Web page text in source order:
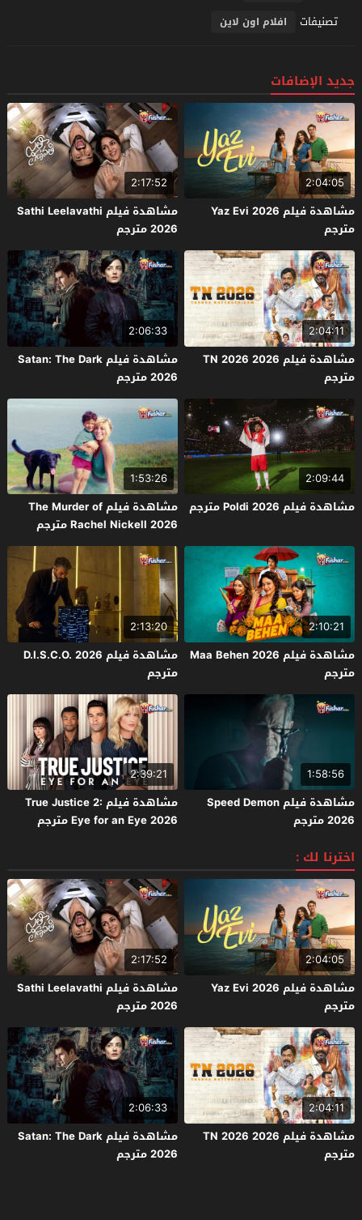
تصنيفات افلام اون لاين
جديد الإضافات
2:04:05
مشاهدة فيلم Yaz Evi 2026
مترجم
2:17:52
مشاهدة فيلم Sathi Leelavathi
2026 مترجم
2:04:11
مشاهدة فيلم TN 2026 2026
مترجم
2:06:33
مشاهدة فيلم Satan: The Dark
2026 مترجم
2:09:44
مشاهدة فيلم Poldi 2026 مترجم
1:53:26
مشاهدة فيلم The Murder of
Rachel Nickell 2026 مترجم
2:10:21
مشاهدة فيلم Maa Behen 2026
مترجم
2:13:20
مشاهدة فيلم D.I.S.C.O. 2026
مترجم
1:58:56
مشاهدة فيلم Speed Demon
2026 مترجم
2:39:21
مشاهدة فيلم True Justice 2:
Eye for an Eye 2026 مترجم
اخترنا لك :
2:04:05
مشاهدة فيلم Yaz Evi 2026
مترجم
2:17:52
مشاهدة فيلم Sathi Leelavathi
2026 مترجم
2:04:11
مشاهدة فيلم TN 2026 2026
مترجم
2:06:33
مشاهدة فيلم Satan: The Dark
2026 مترجم